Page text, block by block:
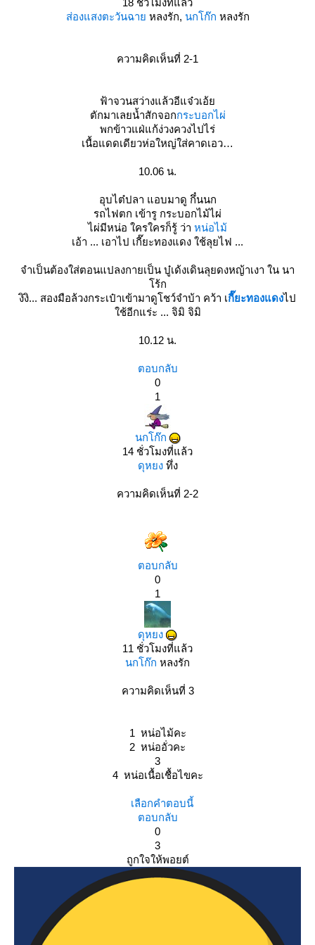
18 ชั่วโมงที่แล้ว
ส่องแสงตะวันฉา หลงรัก, นกโก๊ก หลงรัก
ความคิดเห็นที่ 2-1
ฟ้าจวนสว่างแล้วอีแจ๋วเอ้
ตักมาเลยน้ำสักจอกกระบอกไผ่
พกข้าวแฝ่แก้ง่วงควงไปไร่
เนื้อแดดเดียวห่อใหญ่ใส่คาดเอว
10.06 น.
อุบไต๋ปลา แอบมาดู กึ๋นนก
รถไฟตก เข้ารู กระบอกไม้ไผ่
ไผ่มีหน่อ ใครใครก็รู้ ว่า หน่อไม้
เอ้า ... เอาไป เกี๊ยะทองแดง ใช้ลุยไฟ ...
จำเป็นต้องใส่ตอนแปลงกายเป็น บู๋เด้งเดินลุยดงหญ้าเงา ใน นา
ร้ก
งิงิ... สองมือล้วงกระเป๋าเข้ามาดูโชว์จําบ้า คว้า เกี๊ยะทองแดงไป
ช้อีกแร่ะ ... จิมิ จิมิ
10.12 น.
ตอบกลับ
0
1
นกโก๊ก
14 ชั่วโมงที่แล้ว
ดุหยงทึ่ง
ความคิดเห็นที่ 2-2
ตอบกลับ
0
1
ดุหยง
11 ชั่วโมงที่แล้ว
นกโก๊ก หลงรัก
ความคิดเห็นที่ 3
1 หน่อไม้คะ
2 หน่ออั่วคะ
3
4 หน่อเนื้อเชื้อไขคะ
เลือกคำตอบนี้
ตอบกลับ
0
3
ถูกใจให้พอยต์